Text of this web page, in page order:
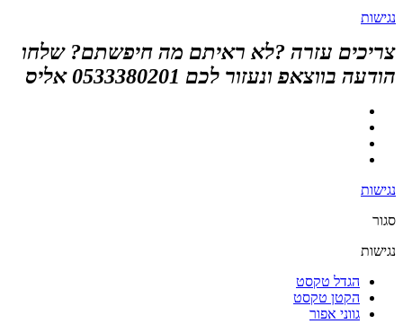
נגישות
צריכים עזרה ?לא ראיתם מה חיפשתם? שלחו
הודעה בווצאפ ונעזור לכם 0533380201 אליס
נגישות
סגור
נגישות
הגדל טקסט
הקטן טקסט
גווני אפור